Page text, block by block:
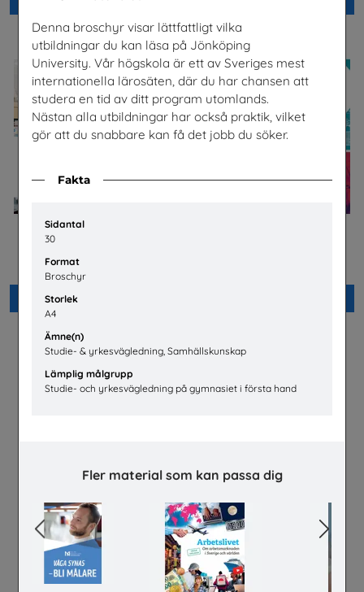
Fakta
Sidantal
30
Format
Broschyr
Storlek
A4
Ämne(n)
Studie- & yrkesvägledning, Samhällskunskap
Lämplig målgrupp
Studie- och yrkesvägledning på gymnasiet i första hand
Denna broschyr visar lättfattligt vilka
utbildningar du kan läsa på Jönköping
University. Vår högskola är ett av Sveriges mest
internationella lärosäten, där du har chansen att
studera en tid av ditt program utomlands.
Nästan alla utbildningar har också praktik, vilket
gör att du snabbare kan få det jobb du söker.
Fler material som kan passa dig
Previous Next
Jobba på apotek
Sveriges Apoteksförening
Beställ 0kr
Flygteknikutbildning på
gymnasieskolan
TYA
Välkommen hem till
fastighetsbranschen
Fastighetsbranschens
Utbildningsnämnd